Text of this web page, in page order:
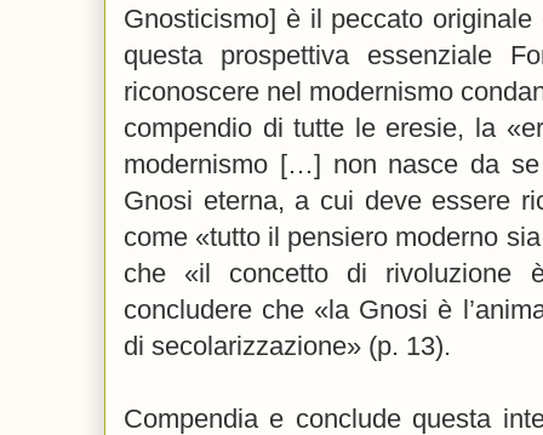
Gnosticismo] è il peccato
questa prospettiva essenziale
riconoscere nel modernismo
compendio di tutte le eresie, la
modernismo […] non nasce da
Gnosi eterna, a cui deve essere
come «tutto il pensiero moderno
che «il concetto di rivoluzione
concludere che «la Gnosi è
di secolarizzazione» (p. 13).
Compendia e conclude questa